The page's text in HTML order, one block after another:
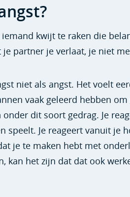
kwijt te raken die
partner je verlaat, je niet
niet als angst. Het voelt
vaak geleerd hebben
dit soort gedrag. Je
speelt. Je reageert vanuit je
je te maken hebt met
kan het zijn dat dat ook